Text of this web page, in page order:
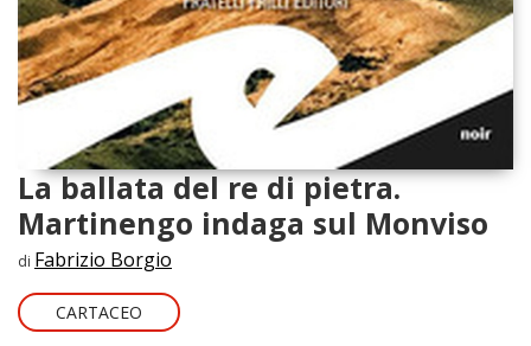
La ballata del re di pietra.
Martinengo indaga sul Monviso
di Fabrizio Borgio
CARTACEO